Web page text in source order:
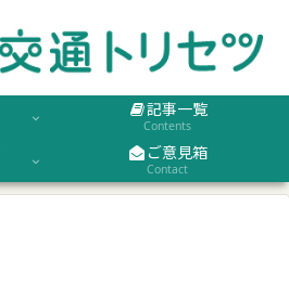
記事一覧
Contents
ご意見箱
Contact